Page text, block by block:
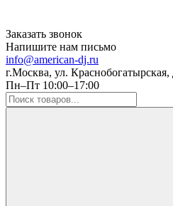
Заказать звонок
Напишите нам письмо
info@american-dj.ru
г.Москва, ул. Краснобогатырская,
Пн–Пт 10:00–17:00